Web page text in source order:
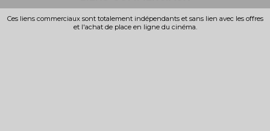
Ces liens commerciaux sont totalement indépendants et sans lien avec les offres
et l'achat de place en ligne du cinéma.